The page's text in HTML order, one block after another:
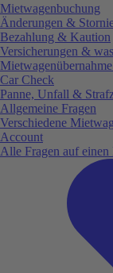
Mietwagenbuchung
Änderungen &
Bezahlung & Kaution
Versicherungen &
Car Check
Panne, Unfall &
Allgemeine Fragen
Verschiedene
Account
Alle Fragen auf